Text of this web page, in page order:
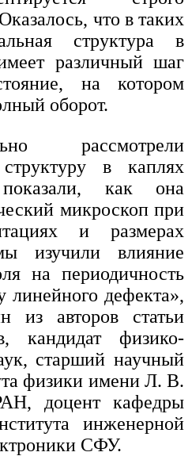
что в таких
структура в
различный шаг
на котором
оборот.
рассмотрели
в каплях
как она
микроскоп при
и размерах
изучили влияние
на периодичность
дефекта»,
из авторов статьи
кандидат физико-
старший научный
физики имени Л. В.
доцент кафедры
инженерной
СФУ.